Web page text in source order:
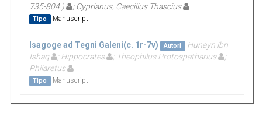
735-804 )
; Cyprianus, Caecilius Thascius
Tipo Manuscript
Isagoge ad Tegni Galeni(c. 1r-7v) Autori
Hunayn ibn
Ishaq
; Hippocrates ; Theophilus Protospatharius
;
Philaretus
Tipo Manuscript